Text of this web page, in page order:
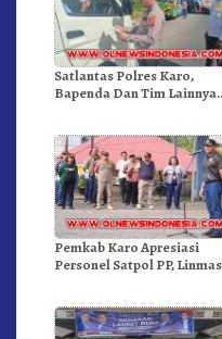
Satlantas Polres Karo,
Bapenda Dan Tim Lainnya
Pemkab Karo Apresiasi
Personel Satpol PP,